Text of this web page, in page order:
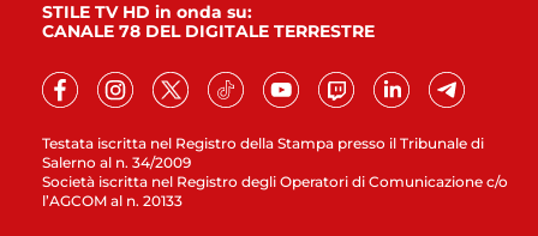
Testata iscritta nel Registro della Stampa presso il Tribunale di
Salerno al n. 34/2009
Società iscritta nel Registro degli Operatori di Comunicazione c/o
l’AGCOM al n. 20133
STILE TV HD in onda su:
CANALE 78 DEL DIGITALE TERRESTRE